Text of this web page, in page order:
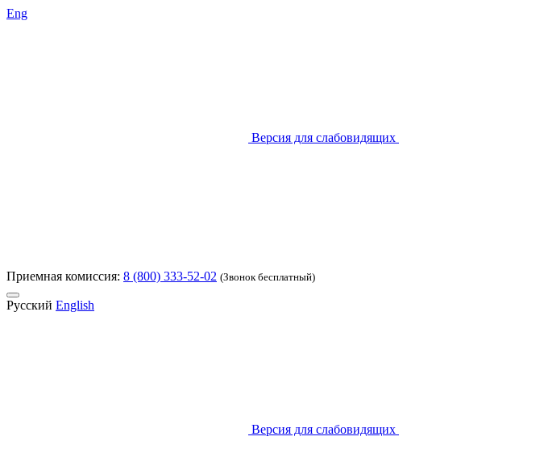
Eng
Версия для слабовидящих
Приемная комиссия: 8 (800) 333-52-02 (Звонок бесплатный)
Русский English
Версия для слабовидящих